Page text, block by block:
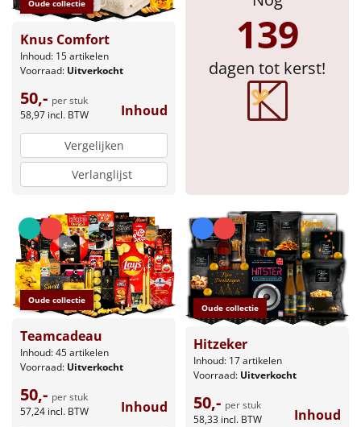
Relatiegeschenken
Cadeaubon
Alle overige
Oude collectie
Knus Comfort
Inhoud: 15 artikelen
Voorraad: Uitverkocht
50,- per stuk
58,97 incl. BTW Inhoud
Vergelijken
Verlanglijst
139
dagen tot kerst!
Oude collectie
Teamcadeau
Inhoud: 45 artikelen
Voorraad: Uitverkocht
50,- per stuk
57,24 incl. BTW Inhoud
Oude collectie
Hitzeker
Inhoud: 17 artikelen
Voorraad: Uitverkocht
50,- per stuk
58,33 incl. BTW Inhoud